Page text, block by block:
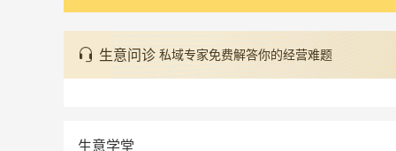
生意问诊 私域专家免费解答你的经营难题
生意学堂